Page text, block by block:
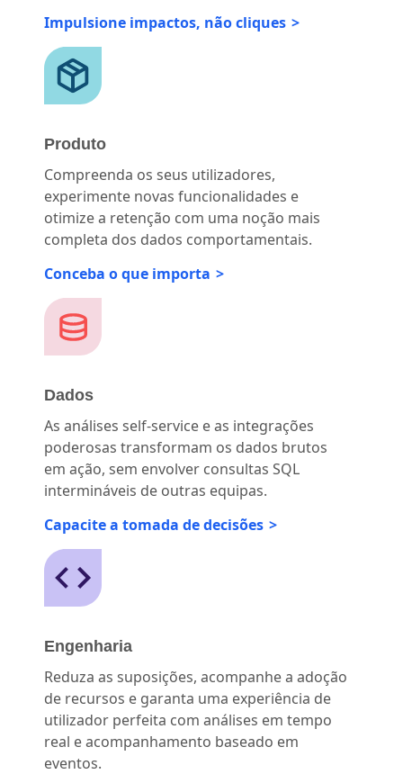
Impulsione impactos, não cliques
Produto
Compreenda os seus utilizadores,
experimente novas funcionalidades e
otimize a retenção com uma noção mais
completa dos dados comportamentais.
Conceba o que importa
Dados
As análises self-service e as integrações
poderosas transformam os dados brutos
em ação, sem envolver consultas SQL
intermináveis de outras equipas.
Capacite a tomada de decisões
Engenharia
Reduza as suposições, acompanhe a adoção
de recursos e garanta uma experiência de
utilizador perfeita com análises em tempo
real e acompanhamento baseado em
eventos.